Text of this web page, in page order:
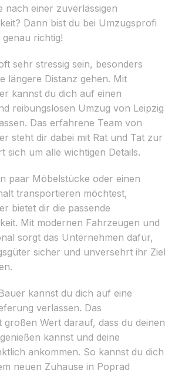
nach einer zuverlässigen
Dann bist du bei Umzugsprofi
richtig!
sehr stressig sein, besonders
längere Distanz gehen. Mit
kannst du dich auf einen
reibungslosen Umzug von Leipzig
Das erfahrene Team von
steht dir dabei mit Rat und Tat zur
sich um alle wichtigen Details.
paar Möbelstücke oder einen
transportieren möchtest,
bietet dir die passende
Mit modernen Fahrzeugen und
sorgt das Unternehmen dafür,
sicher und unversehrt ihr Ziel
kannst du dich auf eine
verlassen. Das
großen Wert darauf, dass du deinen
kannst und deine
ankommen. So kannst du dich
neuen Zuhause in Poprad